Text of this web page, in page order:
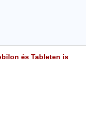
és Tableten is